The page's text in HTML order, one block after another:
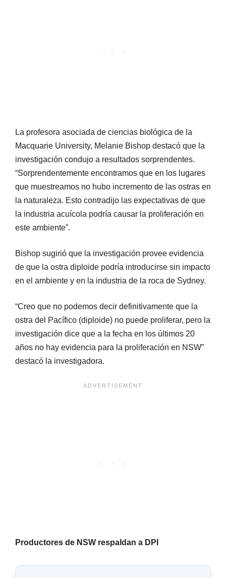
La profesora asociada de ciencias biológica de la
Macquarie University, Melanie Bishop destacó que la
investigación condujo a resultados sorprendentes.
“Sorprendentemente encontramos que en los lugares
que muestreamos no hubo incremento de las ostras en
la naturaleza. Esto contradijo las expectativas de que
la industria acuícola podría causar la proliferación en
este ambiente”.
Bishop sugirió que la investigación provee evidencia
de que la ostra diploide podría introducirse sin impacto
en el ambiente y en la industria de la roca de Sydney.
“Creo que no podemos decir definitivamente que la
ostra del Pacífico (diploide) no puede proliferar, pero la
investigación dice que a la fecha en los últimos 20
años no hay evidencia para la proliferación en NSW”
destacó la investigadora.
Productores de NSW respaldan a DPI